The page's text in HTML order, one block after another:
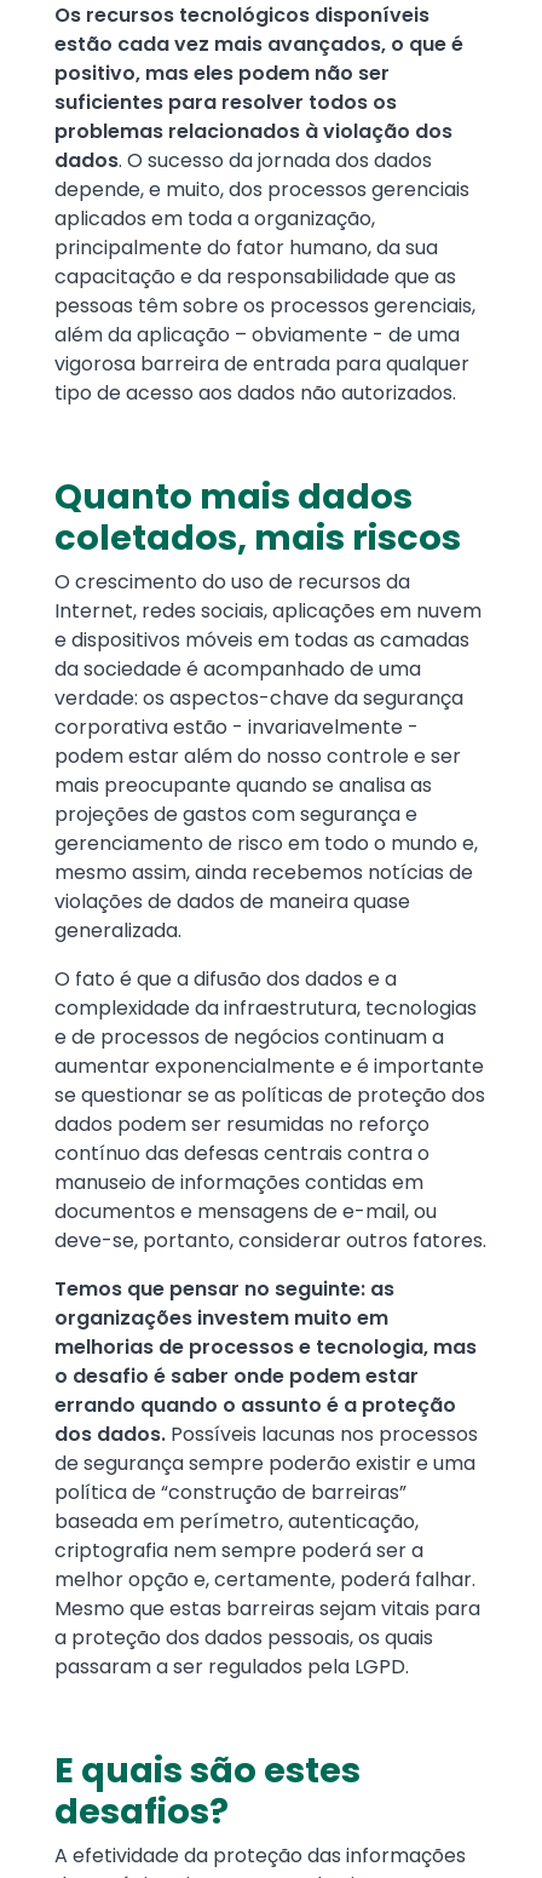
Os recursos tecnológicos disponíveis
estão cada vez mais avançados, o que é
positivo, mas eles podem não ser
suficientes para resolver todos os
problemas relacionados à violação dos
dados. O sucesso da jornada dos dados
depende, e muito, dos processos gerenciais
aplicados em toda a organização,
principalmente do fator humano, da sua
capacitação e da responsabilidade que as
pessoas têm sobre os processos gerenciais,
além da aplicação – obviamente - de uma
vigorosa barreira de entrada para qualquer
tipo de acesso aos dados não autorizados.
Quanto mais dados
coletados, mais riscos
O crescimento do uso de recursos da
Internet, redes sociais, aplicações em nuvem
e dispositivos móveis em todas as camadas
da sociedade é acompanhado de uma
verdade: os aspectos-chave da segurança
corporativa estão - invariavelmente -
podem estar além do nosso controle e ser
mais preocupante quando se analisa as
projeções de gastos com segurança e
gerenciamento de risco em todo o mundo e,
mesmo assim, ainda recebemos notícias de
violações de dados de maneira quase
generalizada.
O fato é que a difusão dos dados e a
complexidade da infraestrutura, tecnologias
e de processos de negócios continuam a
aumentar exponencialmente e é importante
se questionar se as políticas de proteção dos
dados podem ser resumidas no reforço
contínuo das defesas centrais contra o
manuseio de informações contidas em
documentos e mensagens de e-mail, ou
deve-se, portanto, considerar outros fatores.
Temos que pensar no seguinte: as
organizações investem muito em
melhorias de processos e tecnologia, mas
o desafio é saber onde podem estar
errando quando o assunto é a proteção
dos dados. Possíveis lacunas nos processos
de segurança sempre poderão existir e uma
política de “construção de barreiras”
baseada em perímetro, autenticação,
criptografia nem sempre poderá ser a
melhor opção e, certamente, poderá falhar.
Mesmo que estas barreiras sejam vitais para
a proteção dos dados pessoais, os quais
passaram a ser regulados pela LGPD.
E quais são estes
desafios?
A efetividade da proteção das informações